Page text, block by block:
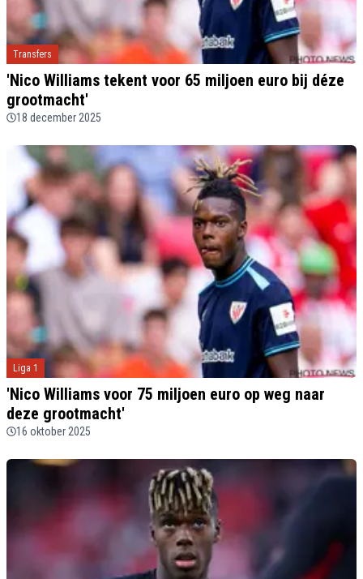
Transfers
'Nico Williams tekent voor 65 miljoen euro bij déze
grootmacht'
18 december 2025
Liga 1
'Nico Williams voor 75 miljoen euro op weg naar
deze grootmacht'
16 oktober 2025